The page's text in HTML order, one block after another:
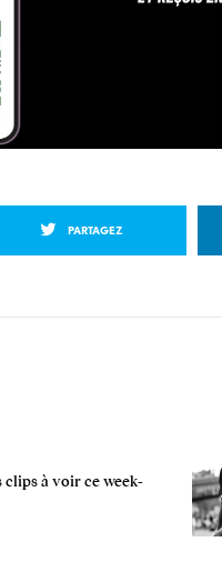
PARTAGEZ
clips à voir ce week-